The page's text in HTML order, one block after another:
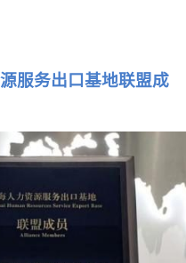
服务出口基地联盟成